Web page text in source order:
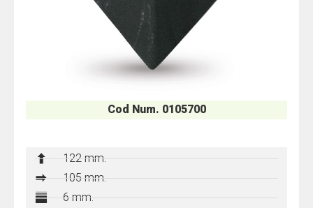
Cod Num. 0105700
122 mm.
105 mm.
6 mm.